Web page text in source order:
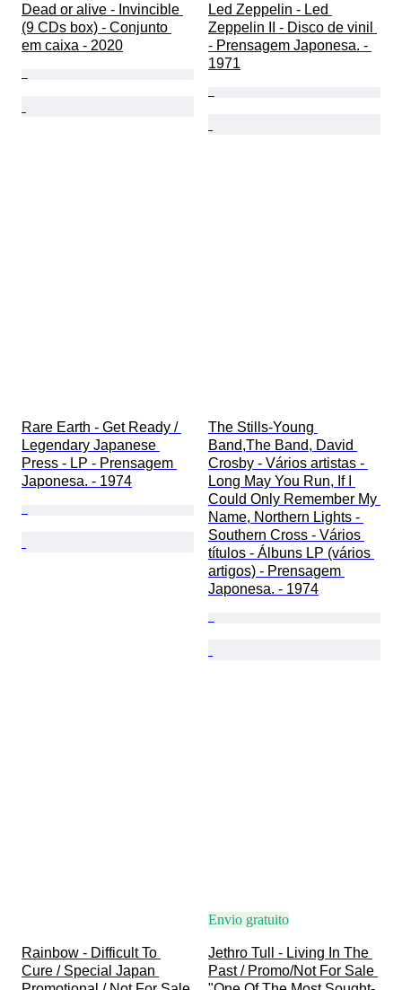
Dead or alive - Invincible
(9 CDs box) - Conjunto
em caixa - 2020
Led Zeppelin - Led
Zeppelin II - Disco de vinil
- Prensagem Japonesa. -
1971
Rare Earth - Get Ready /
Legendary Japanese
Press - LP - Prensagem
Japonesa. - 1974
The Stills-Young
Band,The Band, David
Crosby - Vários artistas -
Long May You Run, If I
Could Only Remember My
Name, Northern Lights -
Southern Cross - Vários
títulos - Álbuns LP (vários
artigos) - Prensagem
Japonesa. - 1974
Rainbow - Difficult To
Cure / Special Japan
Envio gratuito
Jethro Tull - Living In The
Past / Promo/Not For Sale